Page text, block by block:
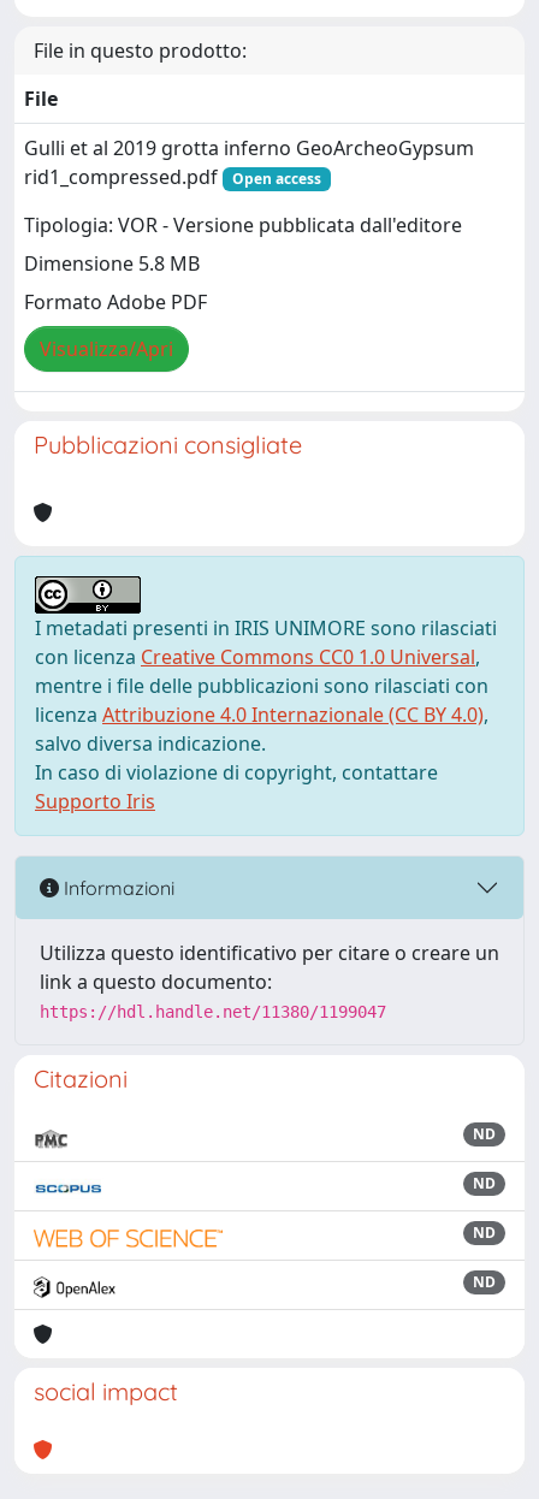
File in questo prodotto:
File
Gulli et al 2019 grotta inferno GeoArcheoGypsum
rid1_compressed.pdf
Open access
Tipologia: VOR - Versione pubblicata dall'editore
Dimensione 5.8 MB
Formato Adobe PDF
Visualizza/Apri
Pubblicazioni consigliate
I metadati presenti in IRIS UNIMORE sono rilasciati
con licenza Creative Commons CC0 1.0 Universal,
mentre i file delle pubblicazioni sono rilasciati con
licenza Attribuzione 4.0 Internazionale (CC BY 4.0),
salvo diversa indicazione.
In caso di violazione di copyright, contattare
Supporto Iris
Informazioni
Utilizza questo identificativo per citare o creare un
link a questo documento:
https://hdl.handle.net/11380/1199047
Citazioni
ND
ND
ND
ND
social impact